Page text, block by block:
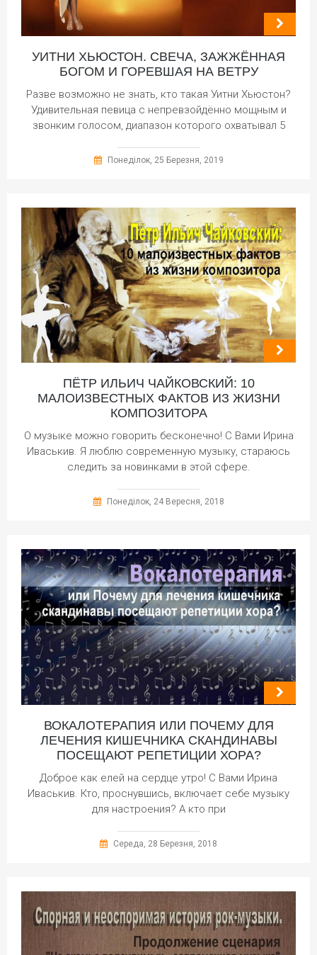
УИТНИ ХЬЮСТОН. СВЕЧА, ЗАЖЖЁННАЯ
БОГОМ И ГОРЕВШАЯ НА ВЕТРУ
Разве возможно не знать, кто такая Уитни Хьюстон?
Удивительная певица с непревзойдённо мощным и
звонким голосом, диапазон которого охватывал 5
Понеділок, 25 Березня, 2019
ПЁТР ИЛЬИЧ ЧАЙКОВСКИЙ: 10
МАЛОИЗВЕСТНЫХ ФАКТОВ ИЗ ЖИЗНИ
КОМПОЗИТОРА
О музыке можно говорить бесконечно! С Вами Ирина
Иваськив. Я люблю современную музыку, стараюсь
следить за новинками в этой сфере.
Понеділок, 24 Вересня, 2018
ВОКАЛОТЕРАПИЯ ИЛИ ПОЧЕМУ ДЛЯ
ЛЕЧЕНИЯ КИШЕЧНИКА СКАНДИНАВЫ
ПОСЕЩАЮТ РЕПЕТИЦИИ ХОРА?
Доброе как елей на сердце утро! С Вами Ирина
Иваськив. Кто, проснувшись, включает себе музыку
для настроения? А кто при
Середа, 28 Березня, 2018